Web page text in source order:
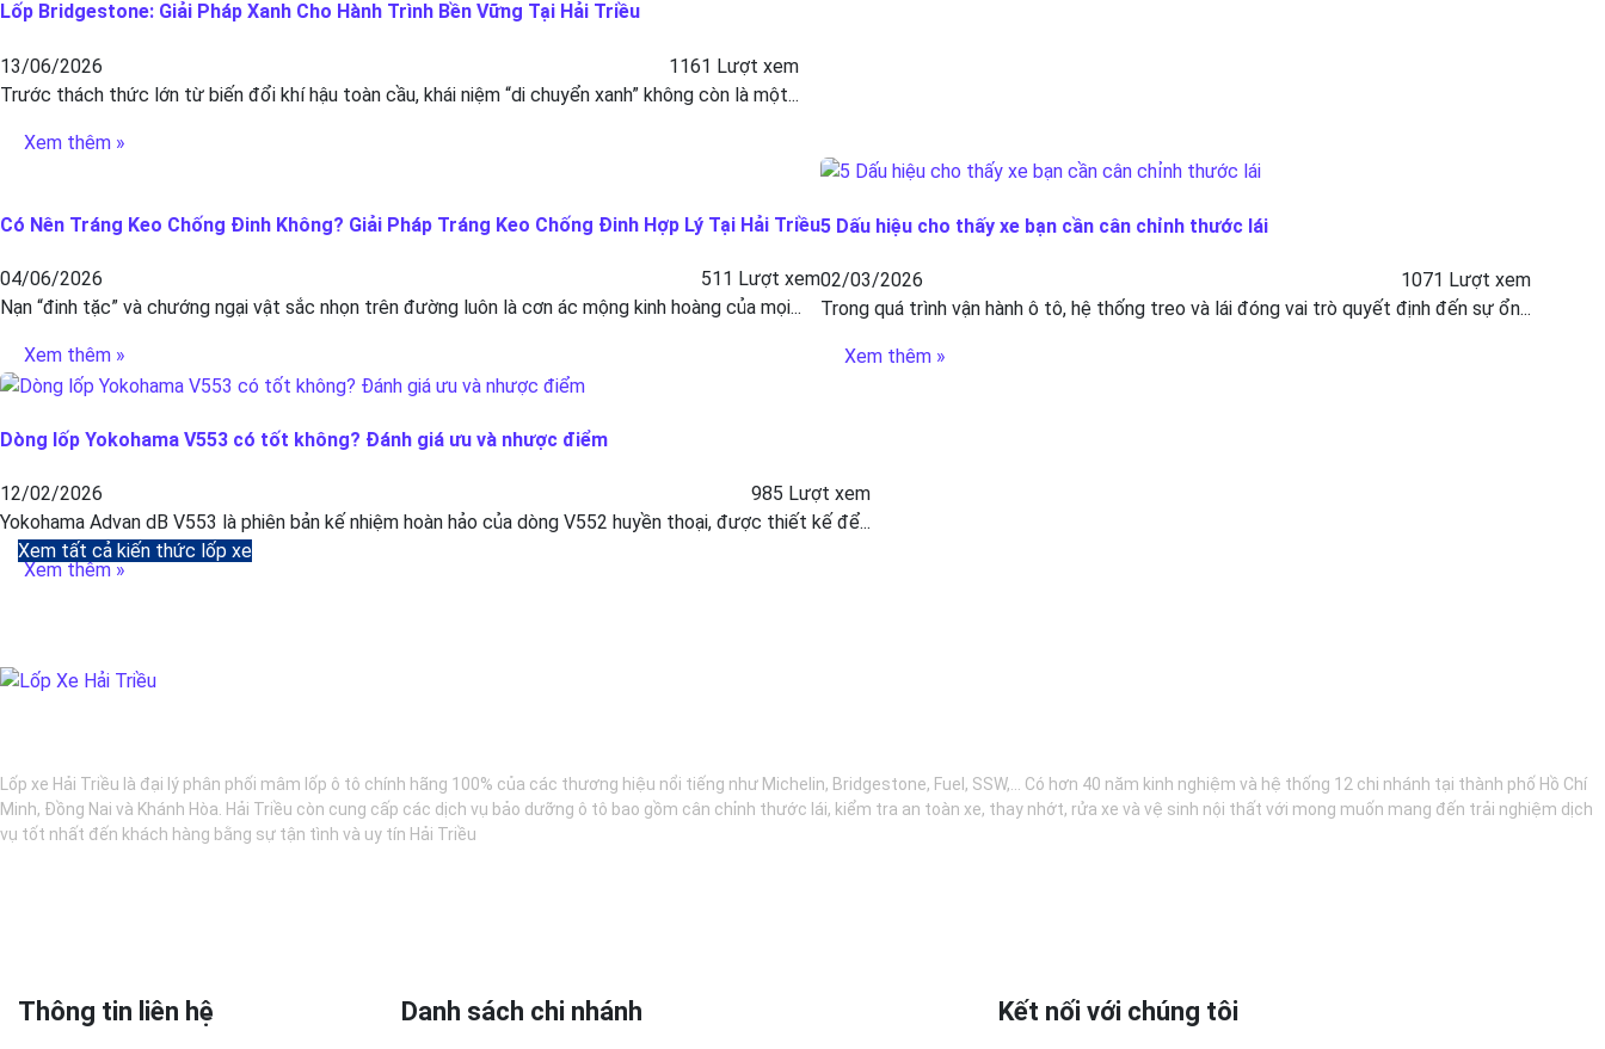
Lốp Bridgestone: Giải Pháp Xanh Cho Hành Trình Bền Vững Tại Hải Triều
13/06/2026
1161 Lượt xem
Trước thách thức lớn từ biến đổi khí hậu toàn cầu, khái niệm “di chuyển xanh” không còn là một...
Xem thêm »
Có Nên Tráng Keo Chống Đinh Không? Giải Pháp Tráng Keo Chống Đinh Hợp Lý Tại Hải Triều
04/06/2026
511 Lượt xem
Nạn “đinh tặc” và chướng ngại vật sắc nhọn trên đường luôn là cơn ác mộng kinh hoàng của mọi...
Xem thêm »
5 Dấu hiệu cho thấy xe bạn cần cân chỉnh thước lái
02/03/2026
1071 Lượt xem
Trong quá trình vận hành ô tô, hệ thống treo và lái đóng vai trò quyết định đến sự ổn...
Xem thêm »
Dòng lốp Yokohama V553 có tốt không? Đánh giá ưu và nhược điểm
12/02/2026
985 Lượt xem
Yokohama Advan dB V553 là phiên bản kế nhiệm hoàn hảo của dòng V552 huyền thoại, được thiết kế để...
Xem thêm »
Xem tất cả kiến thức lốp xe
Lốp xe Hải Triều là đại lý phân phối mâm lốp ô tô chính hãng 100% của các thương hiệu nổi tiếng như Michelin, Bridgestone, Fuel, SSW,... Có hơn 40 năm kinh nghiệm và hệ thống 12 chi nhánh tại thành phố Hồ Chí
Minh, Đồng Nai và Khánh Hòa. Hải Triều còn cung cấp các dịch vụ bảo dưỡng ô tô bao gồm cân chỉnh thước lái, kiểm tra an toàn xe, thay nhớt, rửa xe và vệ sinh nội thất với mong muốn mang đến trải nghiệm dịch
vụ tốt nhất đến khách hàng bằng sự tận tình và uy tín Hải Triều
Thông tin liên hệ Danh sách chi nhánh Kết nối với chúng tôi